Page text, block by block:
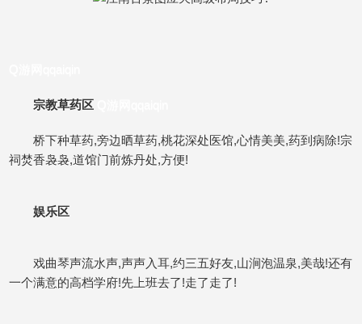
宗教草药区
桥下种草药,旁边晒草药,桃花深处医馆,心情美美,药到病除!宗
祠焚香袅袅,道馆门前炼丹处,方便!
娱乐区
戏曲琴声流水声,声声入耳,约三五好友,山涧泡温泉,美哉!还有
一个满意的高档学府!先上班去了!走了走了!